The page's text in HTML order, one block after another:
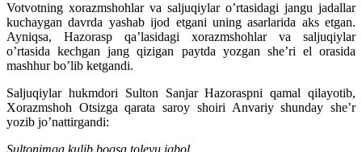
Votvotning xorazmshohlar va saljuqiylar o’rtasidagi jangu jadallar
kuchaygan davrda yashab ijod etgani uning asarlarida aks etgan.
Ayniqsa, Hazorasp qa’lasidagi xorazmshohlar va saljuqiylar
o’rtasida kechgan jang qizigan paytda yozgan she’ri el orasida
mashhur bo’lib ketgandi.
Saljuqiylar hukmdori Sulton Sanjar Hazoraspni qamal qilayotib,
Xorazmshoh Otsizga qarata saroy shoiri Anvariy shunday she’r
yozib jo’nattirgandi: